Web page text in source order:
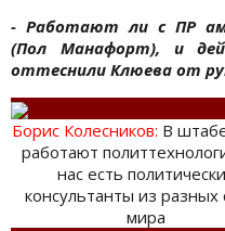
- Работают ли с ПР
(Пол Манафорт), и
оттеснили Клюева от
Борис Колесникoв: В
работают
нас есть
консультанты из разных
мира